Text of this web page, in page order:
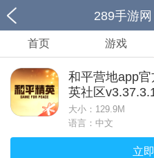
289手游网
首页 游戏
和平营地app
英社区
大小： 129.9M
语言：中文
立